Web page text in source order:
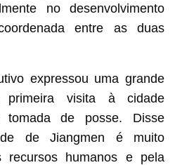
no desenvolvimento
entre as duas
expressou uma grande
primeira visita à cidade
tomada de posse. Disse
de Jiangmen é muito
recursos humanos e pela